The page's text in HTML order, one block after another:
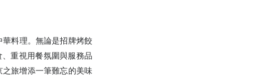
料理。無論是招牌烤餃
重視用餐氛圍與服務品
旅增添一筆難忘的美味